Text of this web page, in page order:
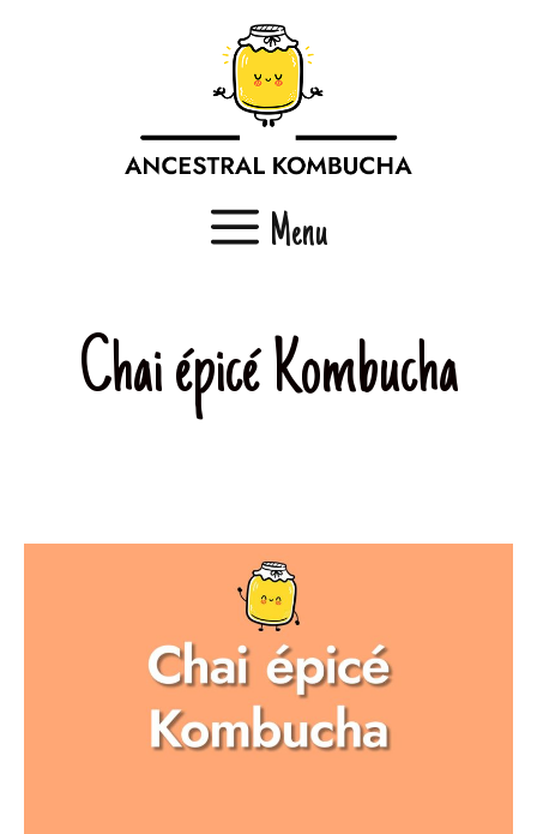
Menu
Chai épicé Kombucha